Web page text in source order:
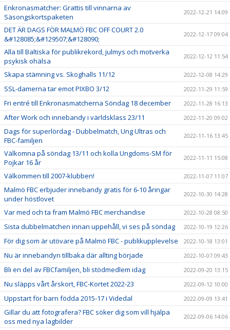
Enkronasmatcher: Grattis till vinnarna av
Säsongskortspaketen
2022-12-21 14:09
DET ÄR DAGS FÖR MALMÖ FBC OFF COURT 2.0
&#128085;&#129507;&#128090;
2022-12-17 09:04
Alla till Baltiska för publikrekord, julmys och motverka
psykisk ohälsa
2022-12-12 11:54
Skapa stämning vs. Skoghalls 11/12 2022-12-08 14:29
SSL-damerna tar emot PIXBO 3/12 2022-11-29 11:59
Fri entré till Enkronasmatcherna Söndag 18 december 2022-11-28 16:13
After Work och innebandy i världsklass 23/11 2022-11-20 09:02
Dags för superlördag - Dubbelmatch, Ung Ultras och
FBC-familjen
2022-11-16 13:45
Välkomna på söndag 13/11 och kolla Ungdoms-SM för
Pojkar 16 år
2022-11-11 15:08
Välkommen till 2007-klubben! 2022-11-07 11:07
Malmö FBC erbjuder innebandy gratis för 6-10 åringar
under höstlovet
2022-10-30 14:28
Var med och ta fram Malmö FBC merchandise 2022-10-28 08:50
Sista dubbelmatchen innan uppehåll, vi ses på söndag 2022-10-19 12:26
För dig som är utövare på Malmö FBC - publikupplevelse 2022-10-18 13:01
Nu är innebandyn tillbaka där allting började 2022-10-07 09:43
Bli en del av FBCfamiljen, bli stödmedlem idag 2022-09-20 13:15
Nu släpps vårt årskort, FBC-Kortet 2022-23 2022-09-12 10:00
Uppstart för barn födda 2015-17 i Videdal 2022-09-09 13:41
Gillar du att fotografera? FBC söker dig som vill hjälpa
oss med nya lagbilder
2022-09-06 14:06